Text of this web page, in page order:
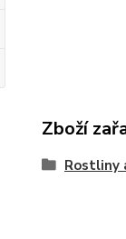
Zboží
Rostliny